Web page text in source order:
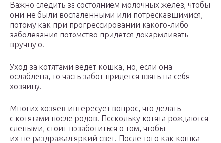
Важно следить за состоянием молочных желез, чтобы
они не были воспаленными или потрескавшимися,
потому как при прогрессировании какого-либо
заболевания потомство придется докармливать
вручную.
Уход за котятами ведет кошка, но, если она
ослаблена, то часть забот придется взять на себя
хозяину.
Многих хозяев интересует вопрос, что делать
с котятами после родов. Поскольку котята рождаются
слепыми, стоит позаботиться о том, чтобы
их не раздражал яркий свет. После того как кошка